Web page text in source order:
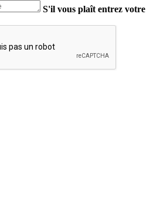
S'il vous plaît entrez votre